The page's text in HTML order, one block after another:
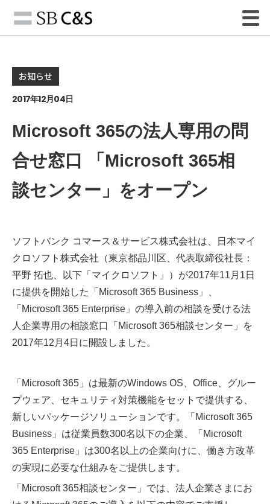
お知らせ
2017年12月04日
Microsoft 365の法人専用の問
合せ窓口 「Microsoft 365相
談センター」をオープン
ソフトバンク コマース＆サービス株式会社は、日本マイ
クロソフト株式会社（東京都品川区、代表取締役社長：
平野 拓也、以下「マイクロソフト」）が2017年11月1日
に提供を開始した「Microsoft 365 Business」、
「Microsoft 365 Enterprise」の導入前の相談を受ける法
人企業専用の相談窓口「Microsoft 365相談センター」を
2017年12月4日に開設しました。
「Microsoft 365」は最新のWindows OS、Office、グルー
プウェア、セキュリティ対策機能をセットで提供する、
新しいパッケージソリューションです。「Microsoft 365
Business」は従業員数300名以下の企業、「Microsoft
365 Enterprise」は300名以上の企業向けに、働き方改革
の実現に必要な仕組みをご提供します。
「Microsoft 365相談センター」では、法人企業さまにお